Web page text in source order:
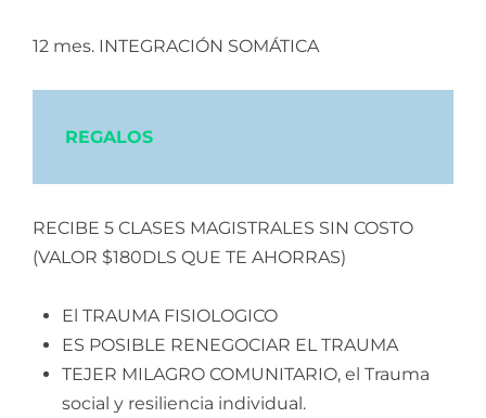
12 mes. INTEGRACIÓN SOMÁTICA
REGALOS
RECIBE 5 CLASES MAGISTRALES SIN COSTO
(VALOR $180DLS QUE TE AHORRAS)
El TRAUMA FISIOLOGICO
ES POSIBLE RENEGOCIAR EL TRAUMA
TEJER MILAGRO COMUNITARIO, el Trauma
social y resiliencia individual.